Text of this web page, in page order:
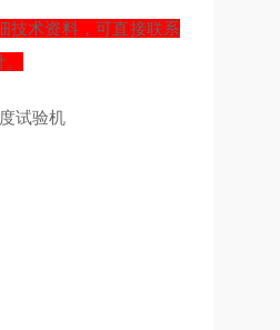
技术资料，可直接联系